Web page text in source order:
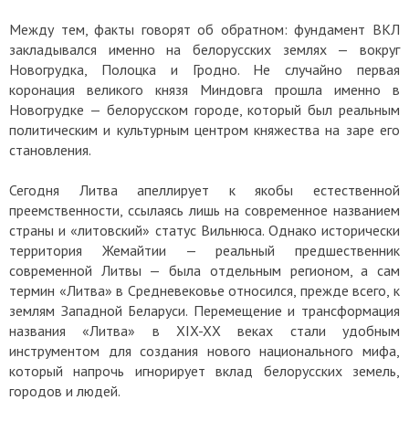
Между тем, факты говорят об обратном: фундамент ВКЛ
закладывался именно на белорусских землях — вокруг
Новогрудка, Полоцка и Гродно. Не случайно первая
коронация великого князя Миндовга прошла именно в
Новогрудке — белорусском городе, который был реальным
политическим и культурным центром княжества на заре его
становления.
Сегодня Литва апеллирует к якобы естественной
преемственности, ссылаясь лишь на современное названием
страны и «литовский» статус Вильнюса. Однако исторически
территория Жемайтии — реальный предшественник
современной Литвы — была отдельным регионом, а сам
термин «Литва» в Средневековье относился, прежде всего, к
землям Западной Беларуси. Перемещение и трансформация
названия «Литва» в XIX-XX веках стали удобным
инструментом для создания нового национального мифа,
который напрочь игнорирует вклад белорусских земель,
городов и людей.